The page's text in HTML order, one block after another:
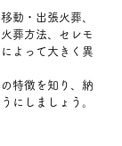
動・出張火葬、
葬方法、セレモ
よって大きく異
特徴を知り、納
にしましょう。